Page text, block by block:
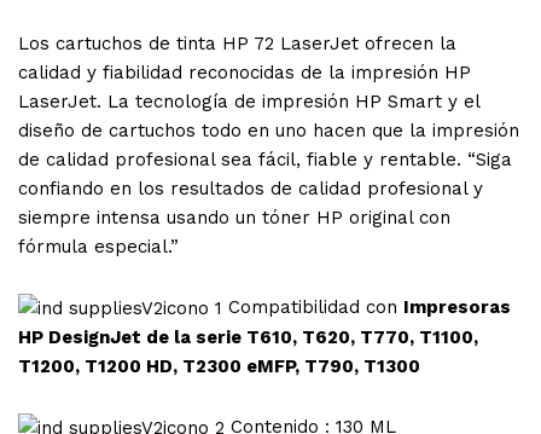
Los cartuchos de tinta HP 72 LaserJet ofrecen la
calidad y fiabilidad reconocidas de la impresión HP
LaserJet. La tecnología de impresión HP Smart y el
diseño de cartuchos todo en uno hacen que la impresión
de calidad profesional sea fácil, fiable y rentable. “Siga
confiando en los resultados de calidad profesional y
siempre intensa usando un tóner HP original con
fórmula especial.”
Compatibilidad con Impresoras
HP DesignJet de la serie T610, T620, T770, T1100,
T1200, T1200 HD, T2300 eMFP, T790, T1300
Contenido : 130 ML